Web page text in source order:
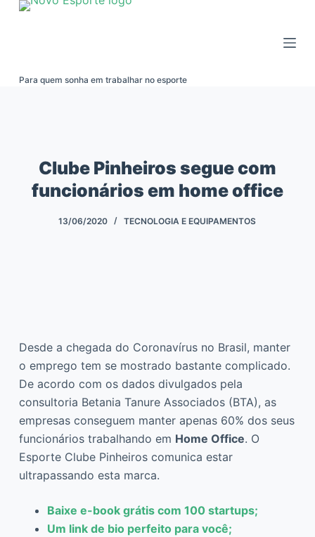
Pular
Para quem sonha em trabalhar no esporte
Clube Pinheiros segue com
funcionários em home office
13/06/2020 TECNOLOGIA E EQUIPAMENTOS
Desde a chegada do Coronavírus no Brasil, manter
o emprego tem se mostrado bastante complicado.
De acordo com os dados divulgados pela
consultoria Betania Tanure Associados (BTA), as
empresas conseguem manter apenas 60% dos seus
funcionários trabalhando em Home Office. O
Esporte Clube Pinheiros comunica estar
ultrapassando esta marca.
Baixe e-book grátis com 100 startups;
Um link de bio perfeito para você;